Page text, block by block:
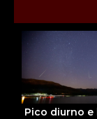
Pico diurno e